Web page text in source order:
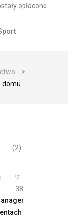
opłacone.
>
domu
38
(2)